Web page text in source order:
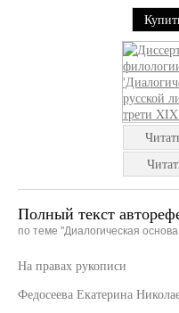
Полный текст
по теме "Диалогическая
На правах рукописи
Федосеева Екатерина